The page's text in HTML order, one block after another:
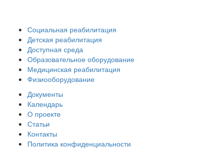
Социальная реабилитация
Детская реабилитация
Доступная среда
Образовательное оборудование
Медицинская реабилитация
Физиооборудование
Документы
Календарь
О проекте
Статьи
Контакты
Политика конфиденциальности